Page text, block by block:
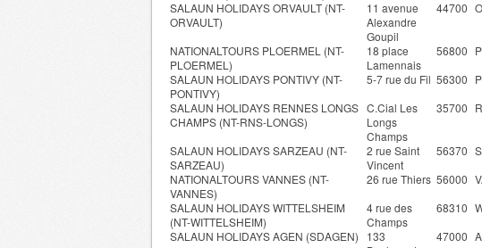
SALAUN HOLIDAYS ORVAULT (NT-
ORVAULT)
11 avenue
Alexandre
Goupil
44700
NATIONALTOURS PLOERMEL (NT-
PLOERMEL)
18 place
Lamennais
56800
SALAUN HOLIDAYS PONTIVY (NT-
PONTIVY)
5-7 rue du Fil 56300
SALAUN HOLIDAYS RENNES LONGS
CHAMPS (NT-RNS-LONGS)
C.Cial Les
Longs
Champs
35700
SALAUN HOLIDAYS SARZEAU (NT-
SARZEAU)
2 rue Saint
Vincent
56370
NATIONALTOURS VANNES (NT-
VANNES)
26 rue Thiers 56000
SALAUN HOLIDAYS WITTELSHEIM
(NT-WITTELSHEIM)
4 rue des
Champs
68310
SALAUN HOLIDAYS AGEN (SDAGEN)
133
47000